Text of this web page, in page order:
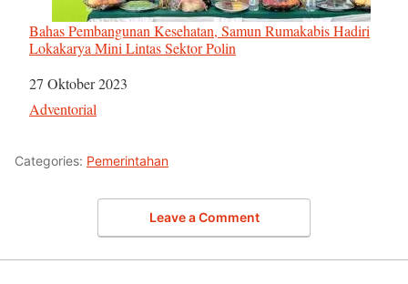
Bahas Pembangunan Kesehatan, Samun Rumakabis Hadiri
Lokakarya Mini Lintas Sektor Polin
Tanggal
27 Oktober 2023
Sehubungan dengan
Adventorial
Categories: Pemerintahan
Leave a Comment